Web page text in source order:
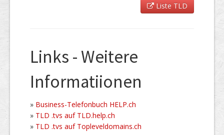
Liste TLD
Links - Weitere
Informatiionen
» Business-Telefonbuch HELP.ch
» TLD .tvs auf TLD.help.ch
» TLD .tvs auf Topleveldomains.ch